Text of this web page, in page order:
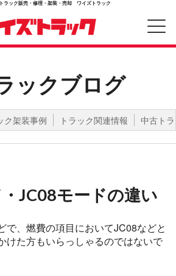
ック販売・修理・架装・売却 ワイズトラック
ックブログ
ク架装事例 トラック関連情報 中古ト
JC08モードの違い
で、燃費の項目においてJC08などと
けた方もいらっしゃるのではないで